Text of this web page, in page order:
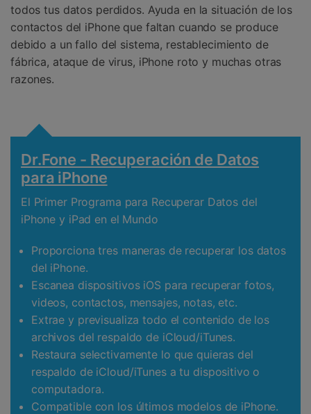
todos tus datos perdidos. Ayuda en la situación de los
contactos del iPhone que faltan cuando se produce
debido a un fallo del sistema, restablecimiento de
fábrica, ataque de virus, iPhone roto y muchas otras
razones.
Dr.Fone - Recuperación de Datos
para iPhone
El Primer Programa para Recuperar Datos del
iPhone y iPad en el Mundo
Proporciona tres maneras de recuperar los datos
del iPhone.
Escanea dispositivos iOS para recuperar fotos,
videos, contactos, mensajes, notas, etc.
Extrae y previsualiza todo el contenido de los
archivos del respaldo de iCloud/iTunes.
Restaura selectivamente lo que quieras del
respaldo de iCloud/iTunes a tu dispositivo o
computadora.
Compatible con los últimos modelos de iPhone.